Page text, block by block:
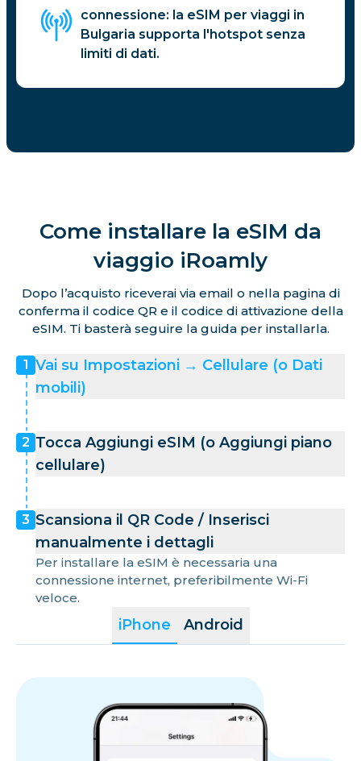
connessione: la eSIM per viaggi in
Bulgaria supporta l'hotspot senza
limiti di dati.
Come installare la eSIM da
viaggio iRoamly
Dopo l’acquisto riceverai via email o nella pagina di
conferma il codice QR e il codice di attivazione della
eSIM. Ti basterà seguire la guida per installarla.
iPhone Android
1 Vai su Impostazioni → Cellulare (o Dati
mobili)
2 Tocca Aggiungi eSIM (o Aggiungi piano
cellulare)
3 Scansiona il QR Code / Inserisci
manualmente i dettagli
Per installare la eSIM è necessaria una
connessione internet, preferibilmente Wi-Fi
veloce.